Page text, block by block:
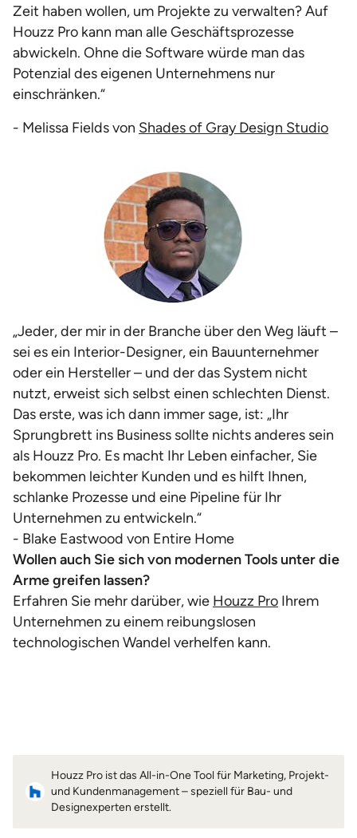
Zeit haben wollen, um Projekte zu verwalten? Auf
Houzz Pro kann man alle Geschäftsprozesse
abwickeln. Ohne die Software würde man das
Potenzial des eigenen Unternehmens nur
einschränken.“
- Melissa Fields von Shades of Gray Design Studio
„Jeder, der mir in der Branche über den Weg läuft –
sei es ein Interior-Designer, ein Bauunternehmer
oder ein Hersteller – und der das System nicht
nutzt, erweist sich selbst einen schlechten Dienst.
Das erste, was ich dann immer sage, ist: „Ihr
Sprungbrett ins Business sollte nichts anderes sein
als Houzz Pro. Es macht Ihr Leben einfacher, Sie
bekommen leichter Kunden und es hilft Ihnen,
schlanke Prozesse und eine Pipeline für Ihr
Unternehmen zu entwickeln.“
- Blake Eastwood von Entire Home
Wollen auch Sie sich von modernen Tools unter die
Arme greifen lassen?
Erfahren Sie mehr darüber, wie Houzz Pro Ihrem
Unternehmen zu einem reibungslosen
technologischen Wandel verhelfen kann.
Houzz Pro ist das All-in-One Tool für Marketing, Projekt-
und Kundenmanagement – speziell für Bau- und
Designexperten erstellt.